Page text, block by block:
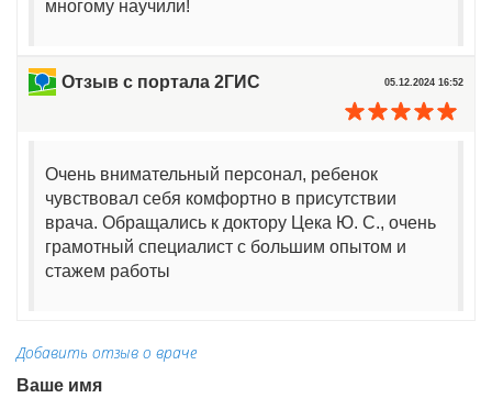
многому научили!
Отзыв с портала 2ГИС 05.12.2024 16:52
Очень внимательный персонал, ребенок
чувствовал себя комфортно в присутствии
врача. Обращались к доктору Цека Ю. С., очень
грамотный специалист с большим опытом и
стажем работы
Добавить отзыв о враче
Ваше имя